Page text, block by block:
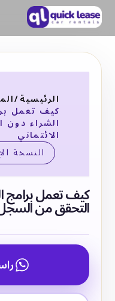
الرئيسية/
كيف تعمل
الشراء
الائتماني
النسخة
كيف تعمل برامج
التحقق من السجل